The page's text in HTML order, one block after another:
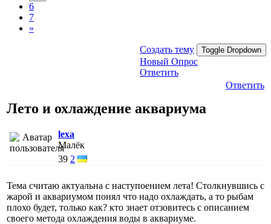
6
7
»
Создать тему Toggle Dropdown
Новый Опрос
Ответить
Ответить
Лето и охлаждение аквариума
lexa
Малёк
39 2
Тема считаю актуальна с наступоением лета! Столкнувшись с
жарой и аквариумом понял что надо охлаждать, а то рыбам
плохо будет, только как? кто знает отзовитесь с описанием
своего метода охлаждения воды в аквариуме.